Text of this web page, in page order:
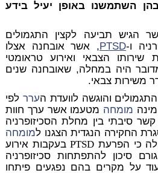
השתמשנו באופן יעיל בידע
הגיש תביעה לקצין התגמולים
ו-PTSD, אשר אובחנה אצלו
הצבאי ואירוע טראומטי
היה במחלה, שאובחנה שנים
משירות צבאי.
והוגשה לוועדת הערר לפי
מומחה מטעמו אשר ערך חוות
סיבתי בין מחלת הסכיזופרניה
החקירה הנגדית הצגנו למומחה
כי הפרעת PTSDבעקבות אירוע
סיכון להתפתחות סכיזופרניה
על מקרים בהם נפגעים פיתחו